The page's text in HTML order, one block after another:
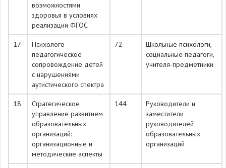
возможностями
здоровья в условиях
реализации ФГОС
17.
Психолого-
педагогическое
сопровождение детей
с нарушениями
аутистического спектра
72
Школьные психологи,
социальные педагоги,
учителя-предметники
18.
Стратегическое
управление развитием
образовательных
организаций:
организационные и
методические аспекты
144
Руководители и
заместители
руководителей
образовательных
организаций